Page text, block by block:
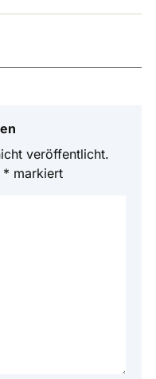
veröffentlicht.
* markiert